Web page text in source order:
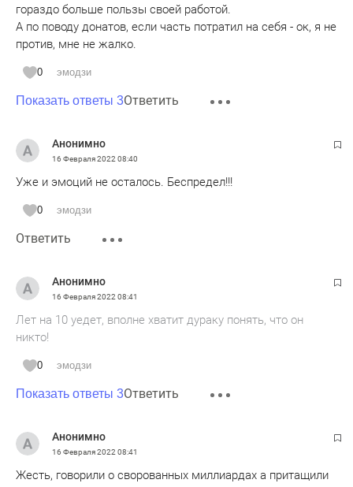
гораздо больше пользы своей работой.
А по поводу донатов, если часть потратил на себя - ок, я не
против, мне не жалко.
0 эмодзи
Показать ответы 3Ответить
Анонимно
16 Февраля 2022 08:40
Уже и эмоций не осталось. Беспредел!!!
0 эмодзи
Ответить
Анонимно
16 Февраля 2022 08:41
Лет на 10 уедет, вполне хватит дураку понять, что он
никто!
0 эмодзи
Показать ответы 3Ответить
Анонимно
16 Февраля 2022 08:41
Жесть, говорили о сворованных миллиардах а притащили